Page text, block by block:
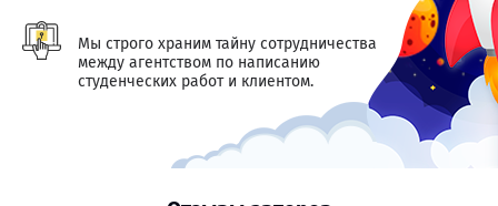
Мы строго храним тайну сотрудничества
между агентством по написанию
студенческих работ и клиентом.